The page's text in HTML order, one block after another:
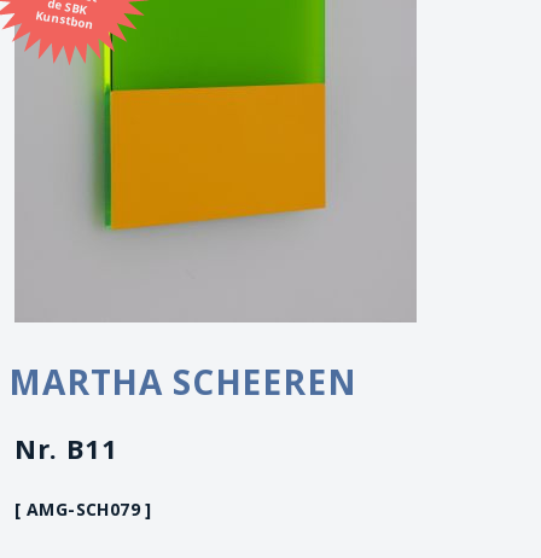
Kunstbon
MARTHA SCHEEREN
Nr. B11
[ AMG-SCH079 ]